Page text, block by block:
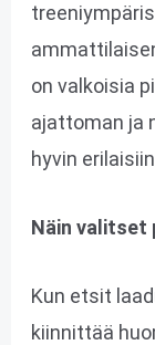
on valkoisia
ajattoman ja
hyvin
Näin valitset
Kun etsit
kiinnittää